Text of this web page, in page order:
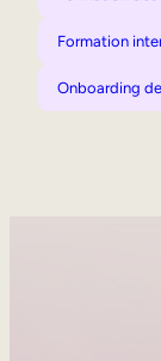
Formation
Onboarding